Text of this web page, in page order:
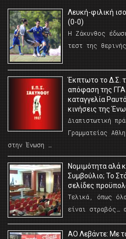
Λευκή-φιλική
(0-0)
Η Ζάκυνθος
τεστ της θερινής
Έκπτωτο το Δ.Σ.
απόφαση της
καταγγελία
κινήσεις της
Διαπιστωτική
Γραμματείας
στην Ένωση …
Νομιμότητα αλά
Συμβούλιο; Το
σελίδες
Τελικά, όπως
είναι στραβός…
ΑΟ Λεβάντε: Με